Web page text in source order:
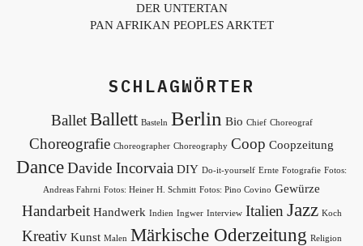
DER UNTERTAN
PAN AFRIKAN PEOPLES ARKTET
SCHLAGWÖRTER
Ballet Ballett Basteln Berlin Bio Chief Choreograf
Choreografie Choreographer Choreography Coop Coopzeitung
DanceDavide Incorvaia DIY Do-it-yourself Ernte Fotografie Fotos:
Andreas Fahrni Fotos: Heiner H. Schmitt Fotos: Pino Covino Gewürze
Handarbeit Handwerk Indien Ingwer Interview Italien Jazz Koch
Kreativ Kunst Malen Märkische Oderzeitung Religion